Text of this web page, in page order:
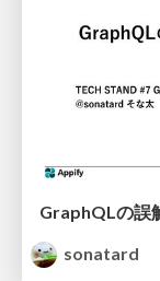
GraphQLの
sonatard